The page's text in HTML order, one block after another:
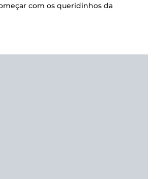
com os queridinhos da